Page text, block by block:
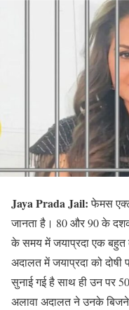
Jaya Prada Jail:फेमस
जानता है। 80 और 90 के
के समय में जयाप्रदा एक
अदालत में जयाप्रदा को
सुनाई गई है साथ ही उन पर
अलावा अदालत ने उनके